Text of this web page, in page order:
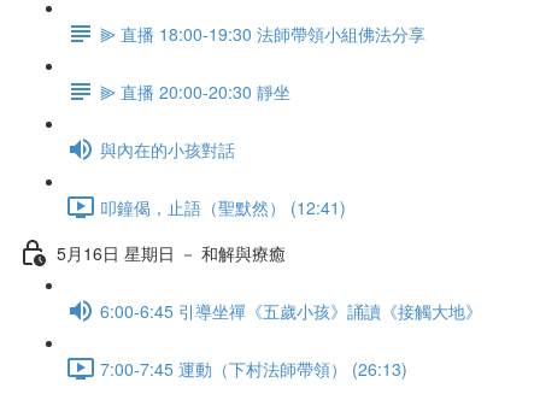
⫸ 直播 18:00-19:30 法師帶領小組佛法分享
⫸ 直播 20:00-20:30 靜坐
與內在的小孩對話
叩鐘偈，止語（聖默然） (12:41)
5月16日 星期日 － 和解與療癒
6:00-6:45 引導坐禪《五歲小孩》誦讀《接觸大地》
7:00-7:45 運動（下村法師帶領） (26:13)